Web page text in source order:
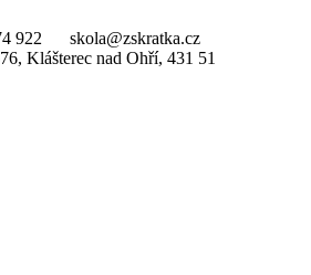
922
skola@zskratka.cz
Klášterec nad Ohří, 431 51